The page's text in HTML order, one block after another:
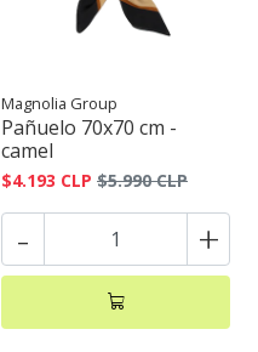
Magnolia Group
Pañuelo 70x70 cm -
camel
$4.193 CLP $5.990 CLP
- +